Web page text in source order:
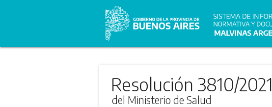
Resolución 3810/2021
del Ministerio de Salud